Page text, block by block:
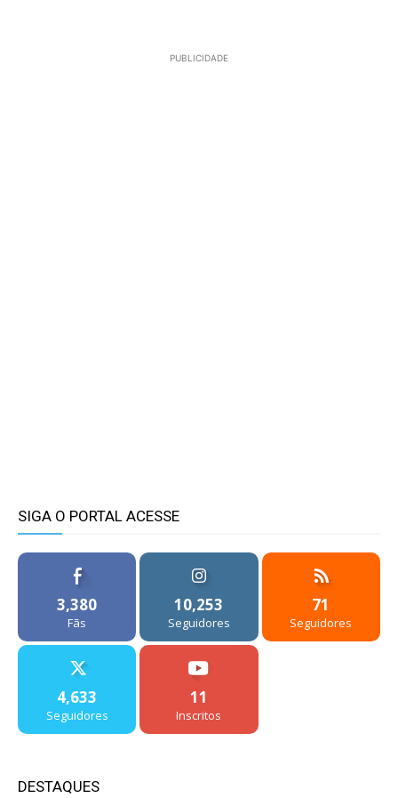
PUBLICIDADE
SIGA O PORTAL ACESSE
3,380
Fãs
10,253
Seguidores
71
Seguidores
4,633
Seguidores
11
Inscritos
DESTAQUES